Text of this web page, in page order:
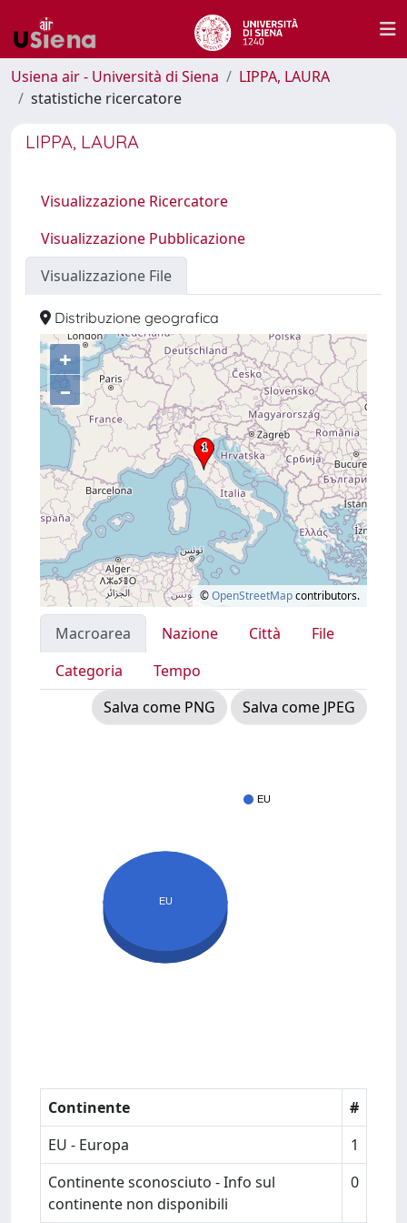
Usiena air - Università di Siena
LIPPA, LAURA
statistiche ricercatore
LIPPA, LAURA
Visualizzazione Ricercatore
Visualizzazione Pubblicazione
Visualizzazione File
Distribuzione geografica
+
–
©OpenStreetMapcontributors.
Macroarea Nazione Città
File
Categoria
Tempo
Salva come PNG
Salva come JPEG
EU
EU
Continente
#
EU - Europa
1
Continente sconosciuto - Info sul
continente non disponibili
0